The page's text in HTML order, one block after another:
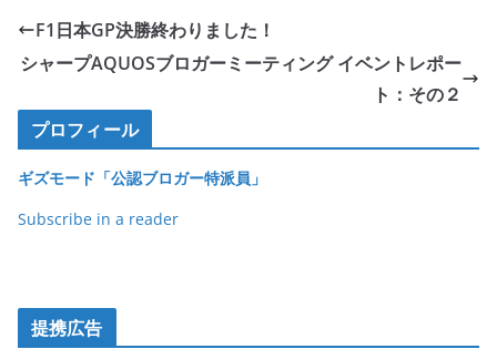
e
b
o
k
er et
F1日本GP決勝終わりました！
シャープAQUOSブロガーミーティング イベントレポー
ト：その２
プロフィール
ギズモード「公認ブロガー特派員」
Subscribe in a reader
提携広告